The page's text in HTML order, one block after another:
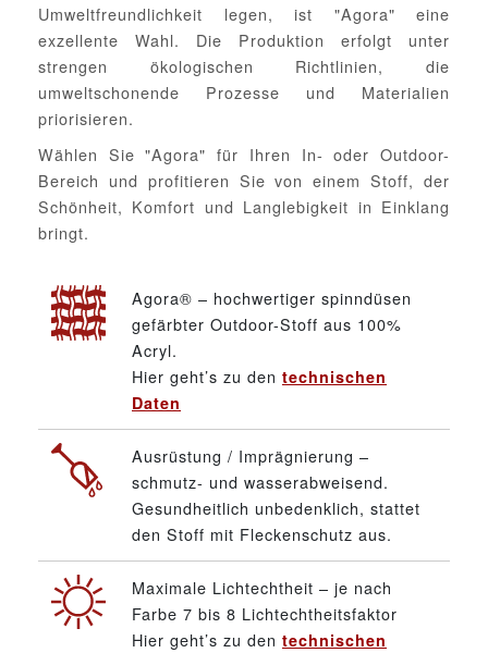
Umweltfreundlichkeit legen, ist "Agora" eine
exzellente Wahl. Die Produktion erfolgt unter
strengen ökologischen Richtlinien, die
umweltschonende Prozesse und Materialien
priorisieren.
Wählen Sie "Agora" für Ihren In- oder Outdoor-
Bereich und profitieren Sie von einem Stoff, der
Schönheit, Komfort und Langlebigkeit in Einklang
bringt.
Agora® – hochwertiger spinndüsen
gefärbter Outdoor-Stoff aus 100%
Acryl.
Hier geht’s zu den technischen
Daten
Ausrüstung / Imprägnierung –
schmutz- und wasserabweisend.
Gesundheitlich unbedenklich, stattet
den Stoff mit Fleckenschutz aus.
Maximale Lichtechtheit – je nach
Farbe 7 bis 8 Lichtechtheitsfaktor
Hier geht’s zu den technischen